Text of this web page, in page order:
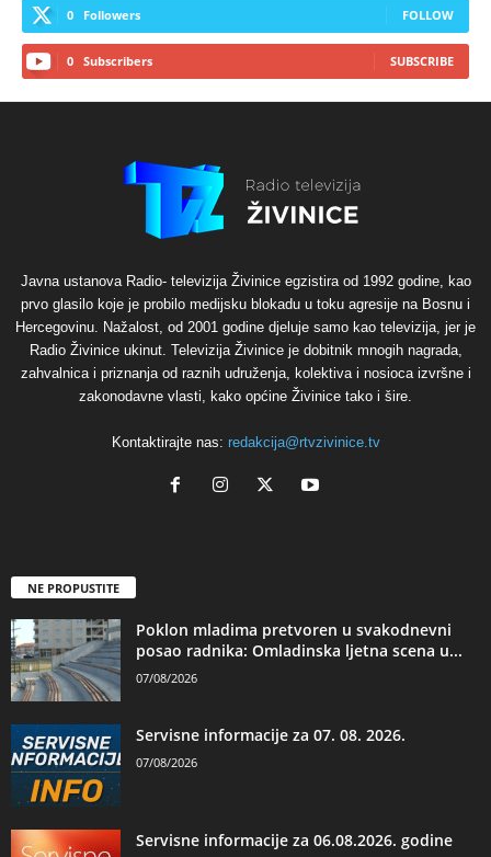
0 Followers FOLLOW
0 Subscribers SUBSCRIBE
Javna ustanova Radio- televizija Živinice egzistira od 1992 godine, kao
prvo glasilo koje je probilo medijsku blokadu u toku agresije na Bosnu i
Hercegovinu. Nažalost, od 2001 godine djeluje samo kao televizija, jer je
Radio Živinice ukinut. Televizija Živinice je dobitnik mnogih nagrada,
zahvalnica i priznanja od raznih udruženja, kolektiva i nosioca izvršne i
zakonodavne vlasti, kako općine Živinice tako i šire.
Kontaktirajte nas: redakcija@rtvzivinice.tv
NE PROPUSTITE
Poklon mladima pretvoren u svakodnevni
posao radnika: Omladinska ljetna scena u...
07/08/2026
Servisne informacije za 07. 08. 2026.
07/08/2026
Servisne informacije za 06.08.2026. godine